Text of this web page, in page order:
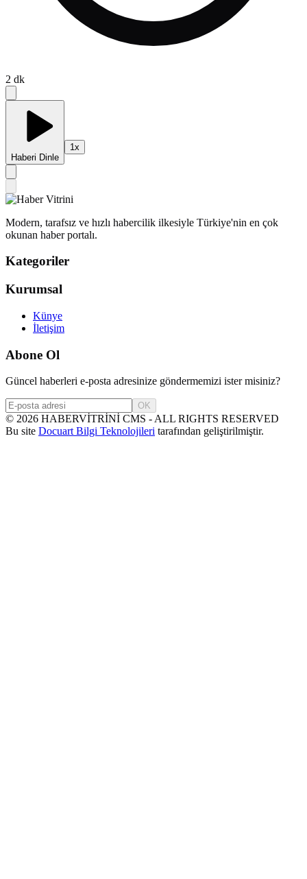
2 dk
Haberi Dinle
1 x
Modern, tarafsız ve hızlı habercilik ilkesiyle Türkiye'nin en çok
okunan haber portalı.
Kategoriler
Kurumsal
Künye
İletişim
Abone Ol
Güncel haberleri e-posta adresinize göndermemizi ister misiniz?
OK
© 2026 HABERVİTRİNİ CMS - ALL RIGHTS RESERVED
Bu site Docuart Bilgi Teknolojileri tarafından geliştirilmiştir.